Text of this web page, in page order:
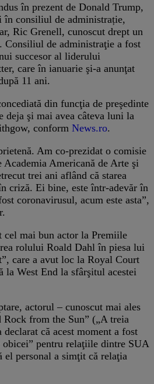
în prezent de Donald Trump,
în consiliul de administrație,
Ric Grenell, cunoscut drept un
Consiliul de administraţie a fost
succesor al liderului
care în ianuarie şi-a anunţat
11 ani.
din funcţia de preşedinte
deja şi mai avea câteva luni la
conform News.ro.
Am co-prezidat o comisie
Americană de Arte şi
trei ani aflând că starea
criză. Ei bine, este într-adevăr în
coronavirusul, acum este asta”,
cel mai bun actor la Premiile
rolului Roald Dahl în piesa lui
care a avut loc la Royal Court
la West End la sfârşitul acestei
actorul – cunoscut mai ales
from the Sun” („A treia
declarat că acest moment a fost
obicei” pentru relaţiile dintre SUA
el personal a simţit că relaţia